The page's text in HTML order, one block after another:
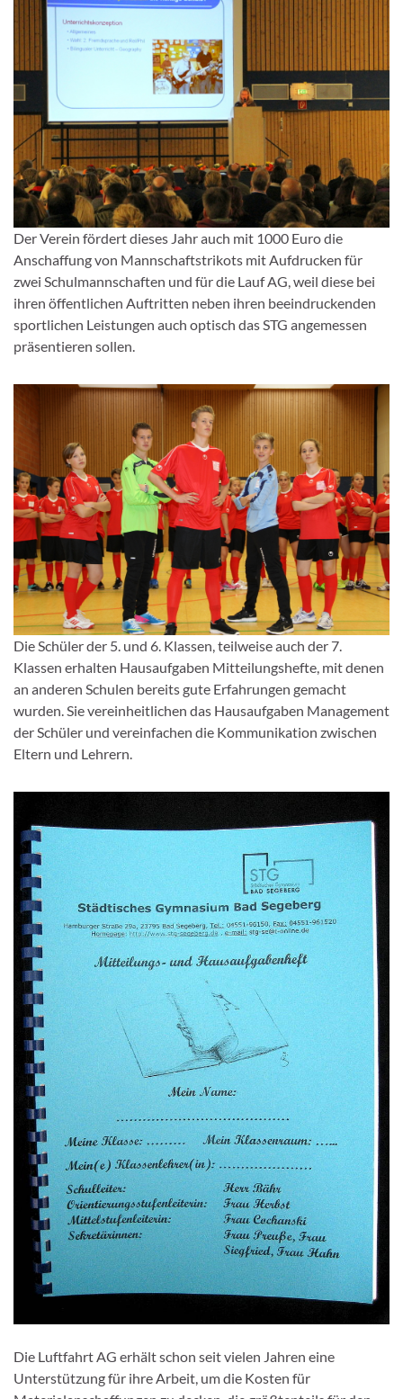
Der Verein fördert dieses Jahr auch mit 1000 Euro die
Anschaffung von Mannschaftstrikots mit Aufdrucken für
zwei Schulmannschaften und für die Lauf AG, weil diese bei
ihren öffentlichen Auftritten neben ihren beeindruckenden
sportlichen Leistungen auch optisch das STG angemessen
präsentieren sollen.
Die Schüler der 5. und 6. Klassen, teilweise auch der 7.
Klassen erhalten Hausaufgaben Mitteilungshefte, mit denen
an anderen Schulen bereits gute Erfahrungen gemacht
wurden. Sie vereinheitlichen das Hausaufgaben Management
der Schüler und vereinfachen die Kommunikation zwischen
Eltern und Lehrern.
Die Luftfahrt AG erhält schon seit vielen Jahren eine
Unterstützung für ihre Arbeit, um die Kosten für